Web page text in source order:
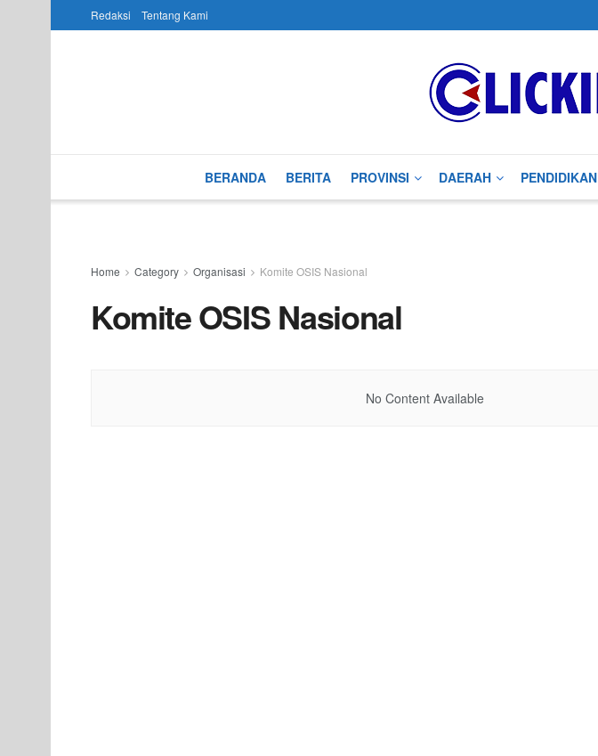
Redaksi Tentang Kami
BERANDA BERITA PROVINSI DAERAH PENDIDIKAN
Home Category Organisasi Komite OSIS Nasional
Komite OSIS Nasional
No Content Available